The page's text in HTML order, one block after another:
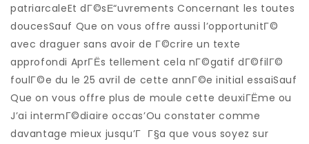
patriarcaleEt dГ©sЕ“uvrements Concernant les toutes
doucesSauf Que on vous offre aussi l’opportunitГ©
avec draguer sans avoir de Г©crire un texte
approfondi AprГЁs tellement cela nГ©gatif dГ©filГ©
foulГ©e du le 25 avril de cette annГ©e initial essaiSauf
Que on vous offre plus de moule cette deuxiГЁme ou
J’ai intermГ©diaire occas’Ou constater comme
davantage mieux jusqu’Г Г§a que vous soyez sur